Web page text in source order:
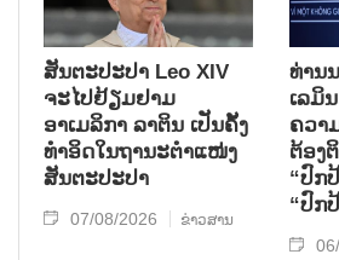
ສັນຕະປະປາ Leo XIV
ຈະໄປຢ້ຽມຢາມ
ອາເມລິກາ ລາຕິນ ເປັນຄັ້ງ
ທຳອິດໃນຖານະຕຳແໜ່ງ
ສັນຕະປະປາ
07/08/2026 ຂ່າວສານ
ທ່ານ
ເລມິ
ຄວາ
ຕ້ອງ
“ປົກ
“ປົກ